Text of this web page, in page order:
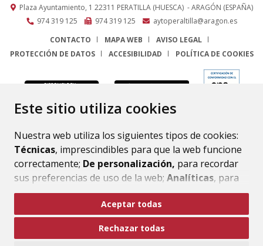
Este sitio utiliza cookies
Nuestra web utiliza los siguientes tipos de cookies:
Técnicas, imprescindibles para que la web funcione
correctamente; De personalización, para recordar
sus preferencias de uso de la web; Analíticas, para
mejorar el funcionamiento de la web y sus servicios.
Si acepta pulsando el botón“Aceptar todas”
consideramos que acepta su uso. Si pulsa el botón
Aceptar todas
Rechazar todas
Plaza Ayuntamiento, 1 22311 PERATILLA (HUESCA) - ARAGÓN (ESPAÑA)
974 319 125
974 319 125
aytoperaltilla@aragon.es
CONTACTO
MAPA WEB
AVISO LEGAL
PROTECCIÓN DE DATOS
ACCESIBILIDAD POLÍTICA DE COOKIES